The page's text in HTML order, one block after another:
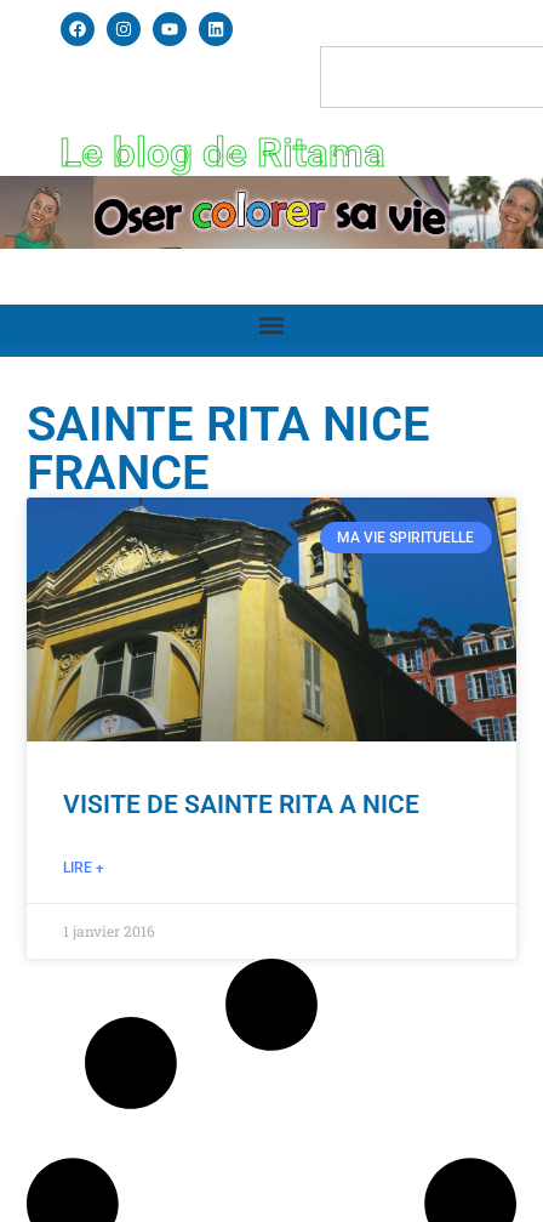
Le blog de Ritama
SAINTE RITA NICE
FRANCE
MA VIE SPIRITUELLE
VISITE DE SAINTE RITA A NICE
LIRE +
1 janvier 2016